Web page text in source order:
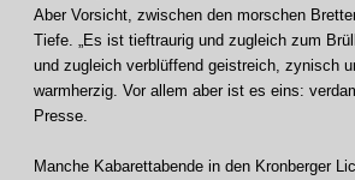
Aber Vorsicht, zwischen den morschen
Tiefe. „Es ist tieftraurig und zugleich zum
und zugleich verblüffend geistreich, zynisch
warmherzig. Vor allem aber ist es eins:
Presse.
Manche Kabarettabende in den Kronberger